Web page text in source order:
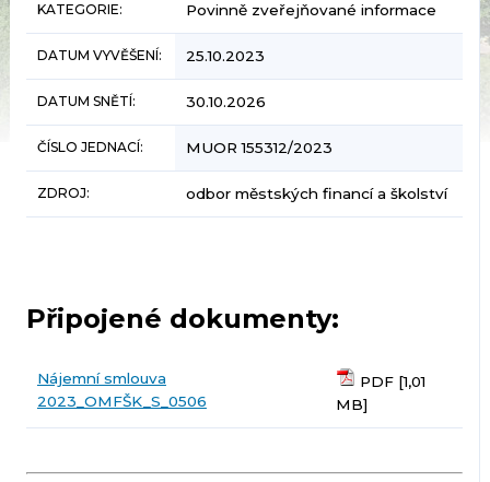
KATEGORIE: Povinně zveřejňované informace
DATUM VYVĚŠENÍ: 25.10.2023
DATUM SNĚTÍ: 30.10.2026
ČÍSLO JEDNACÍ: MUOR 155312/2023
ZDROJ: odbor městských financí a školství
Připojené dokumenty:
Nájemní smlouva
2023_OMFŠK_S_0506
PDF [1,01
MB]